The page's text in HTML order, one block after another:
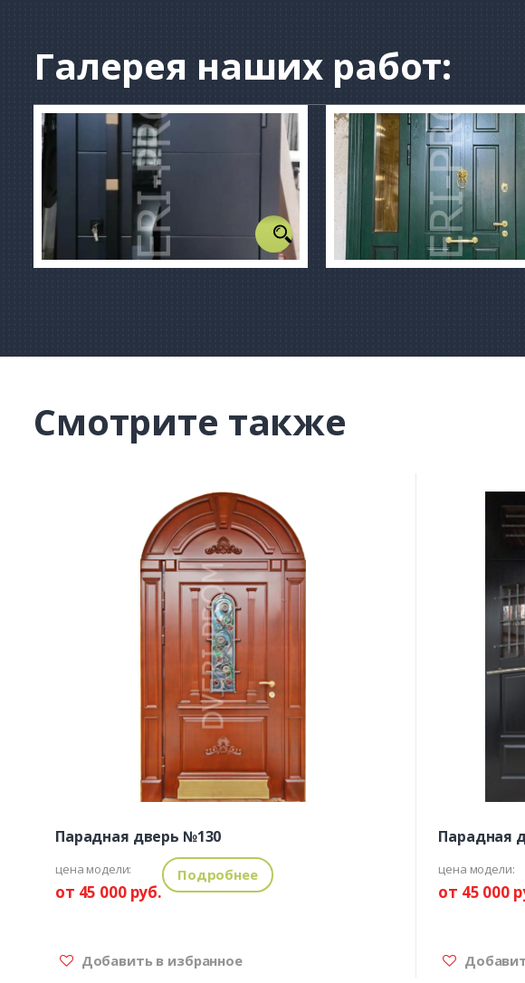
Галерея наших работ:
Смотрите также
Парадная дверь №130
цена модели:
от 45 000 руб.
Подробнее
Добавить в избранное
Парадная
цена модели:
от 45 000